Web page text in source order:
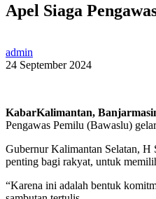
Apel Siaga
admin
24 September 2024
KabarKalimantan,
Pengawas Pemilu (Bawaslu)
Gubernur Kalimantan Selatan, H
penting bagi rakyat, untuk
“Karena ini adalah bentuk